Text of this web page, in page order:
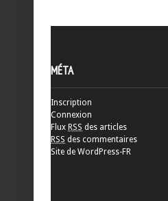
MÉTA
Inscription
Connexion
Flux RSS des articles
RSS des commentaires
Site de WordPress-FR